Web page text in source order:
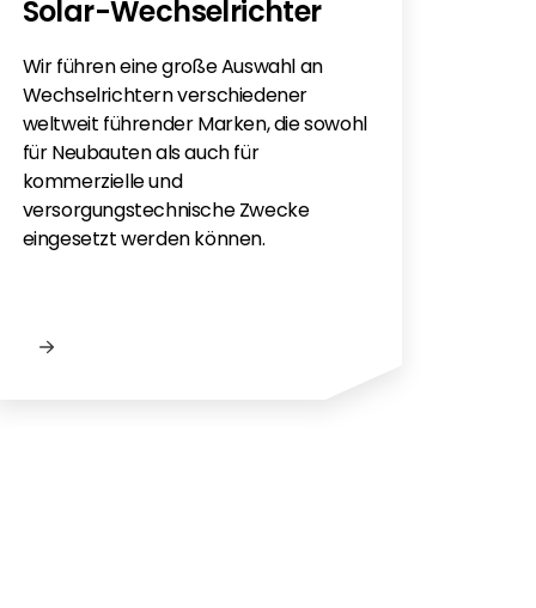
Solar-Wechselrichter
Wir führen eine große Auswahl an
Wechselrichtern verschiedener
weltweit führender Marken, die sowohl
für Neubauten als auch für
kommerzielle und
versorgungstechnische Zwecke
eingesetzt werden können.